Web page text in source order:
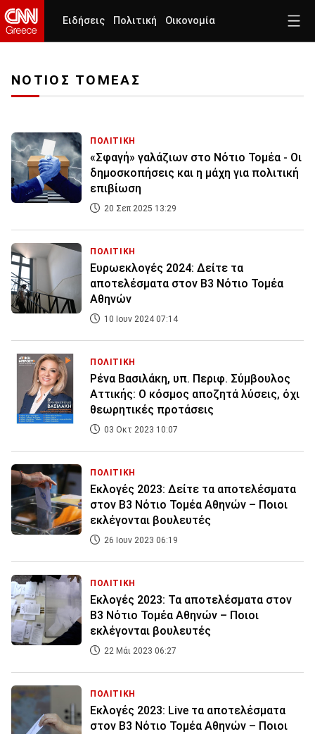
Ειδήσεις Πολιτική Οικονομία
ΝΟΤΙΟΣ ΤΟΜΕΑΣ
ΠΟΛΙΤΙΚΗ
«Σφαγή» γαλάζιων στο Νότιο Τομέα - Οι
δημοσκοπήσεις και η μάχη για πολιτική
επιβίωση
20 Σεπ 2025 13:29
ΠΟΛΙΤΙΚΗ
Ευρωεκλογές 2024: Δείτε τα
αποτελέσματα στον Β3 Νότιο Τομέα
Αθηνών
10 Ιουν 2024 07:14
ΠΟΛΙΤΙΚΗ
Ρένα Βασιλάκη, υπ. Περιφ. Σύμβουλος
Αττικής: Ο κόσμος αποζητά λύσεις, όχι
θεωρητικές προτάσεις
03 Οκτ 2023 10:07
ΠΟΛΙΤΙΚΗ
Εκλογές 2023: Δείτε τα αποτελέσματα
στον Β3 Νότιο Τομέα Αθηνών – Ποιοι
εκλέγονται βουλευτές
26 Ιουν 2023 06:19
ΠΟΛΙΤΙΚΗ
Εκλογές 2023: Τα αποτελέσματα στον
Β3 Νότιο Τομέα Αθηνών – Ποιοι
εκλέγονται βουλευτές
22 Μάι 2023 06:27
ΠΟΛΙΤΙΚΗ
Εκλογές 2023: Live τα αποτελέσματα
στον Β3 Νότιο Τομέα Αθηνών – Ποιοι